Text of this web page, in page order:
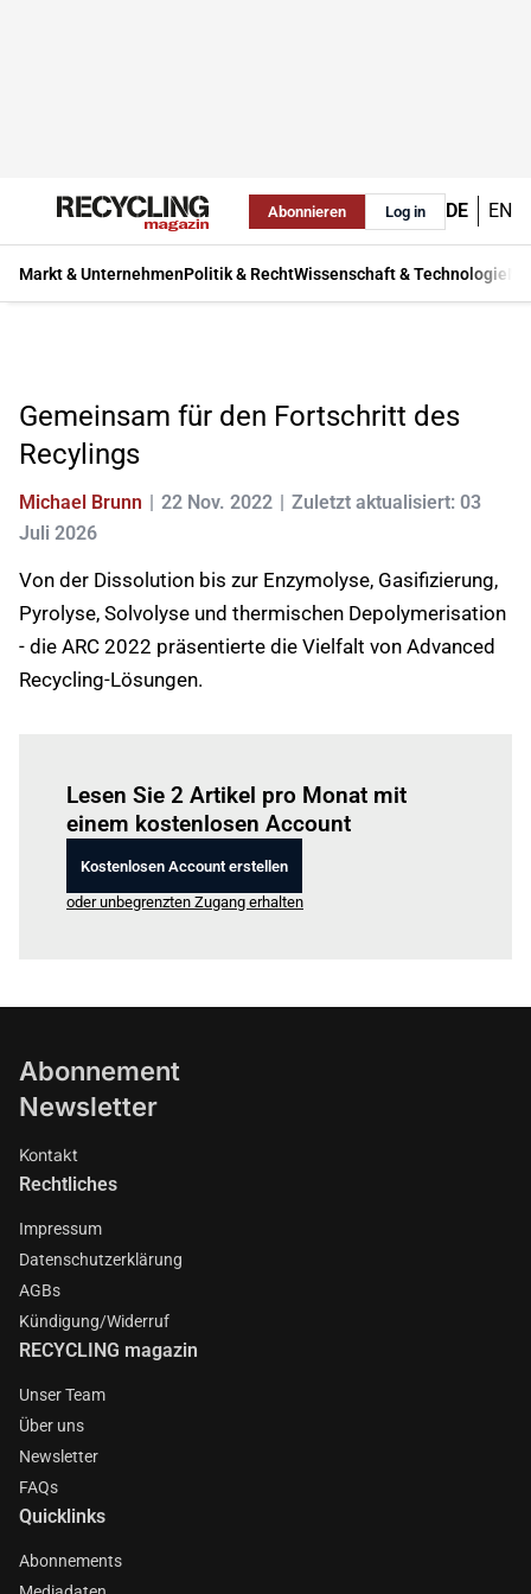
Abonnieren Log in DE EN
Markt & UnternehmenPolitik & RechtWissenschaft & Technologie
Gemeinsam für den Fortschritt des
Recylings
Michael Brunn 22 Nov. 2022
Zuletzt aktualisiert: 03
Juli 2026
Von der Dissolution bis zur Enzymolyse, Gasifizierung,
Pyrolyse, Solvolyse und thermischen Depolymerisation
- die ARC 2022 präsentierte die Vielfalt von Advanced
Recycling-Lösungen.
Lesen Sie 2 Artikel pro Monat mit
einem kostenlosen Account
Kostenlosen Account erstellen
oder unbegrenzten Zugang erhalten
Abonnement
Newsletter
Kontakt
Rechtliches
Impressum
Datenschutzerklärung
AGBs
Kündigung/Widerruf
RECYCLING magazin
Unser Team
Über uns
Newsletter
FAQs
Quicklinks
Abonnements